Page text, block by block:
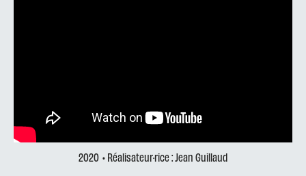
2020 • Réalisateur·rice : Jean Guillaud